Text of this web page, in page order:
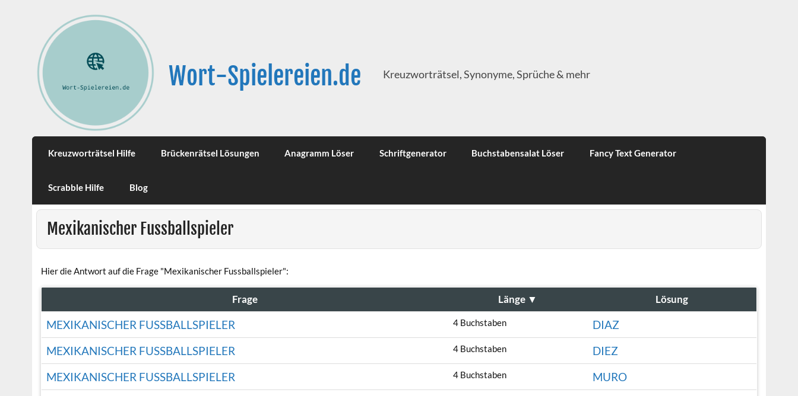
Wort-Spielereien.de Kreuzworträtsel, Synonyme, Sprüche & mehr
Kreuzworträtsel Hilfe Brückenrätsel Lösungen Anagramm Löser Schriftgenerator Buchstabensalat Löser Fancy Text Generator
Scrabble Hilfe Blog
Mexikanischer Fussballspieler
Hier die Antwort auf die Frage "Mexikanischer Fussballspieler":
Frage Länge ▼ Lösung
MEXIKANISCHER FUSSBALLSPIELER 4 Buchstaben
DIAZ
MEXIKANISCHER FUSSBALLSPIELER
4 Buchstaben
DIEZ
MEXIKANISCHER FUSSBALLSPIELER
4 Buchstaben
MURO